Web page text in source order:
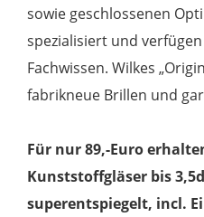
sowie geschlossenen
spezialisiert und
Fachwissen. Wilkes
fabrikneue Brillen und
Für nur 89,-Euro
Kunststoffgläser bis
superentspiegelt, incl.